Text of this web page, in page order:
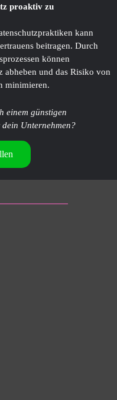
proaktiv zu
kann
beitragen. Durch
können
abheben und das Risiko von
minimieren.
einem günstigen
Unternehmen?